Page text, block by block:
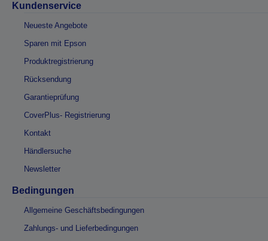
Kundenservice
Neueste Angebote
Sparen mit Epson
Produktregistrierung
Rücksendung
Garantieprüfung
CoverPlus- Registrierung
Kontakt
Händlersuche
Newsletter
Bedingungen
Allgemeine Geschäftsbedingungen
Zahlungs- und Lieferbedingungen